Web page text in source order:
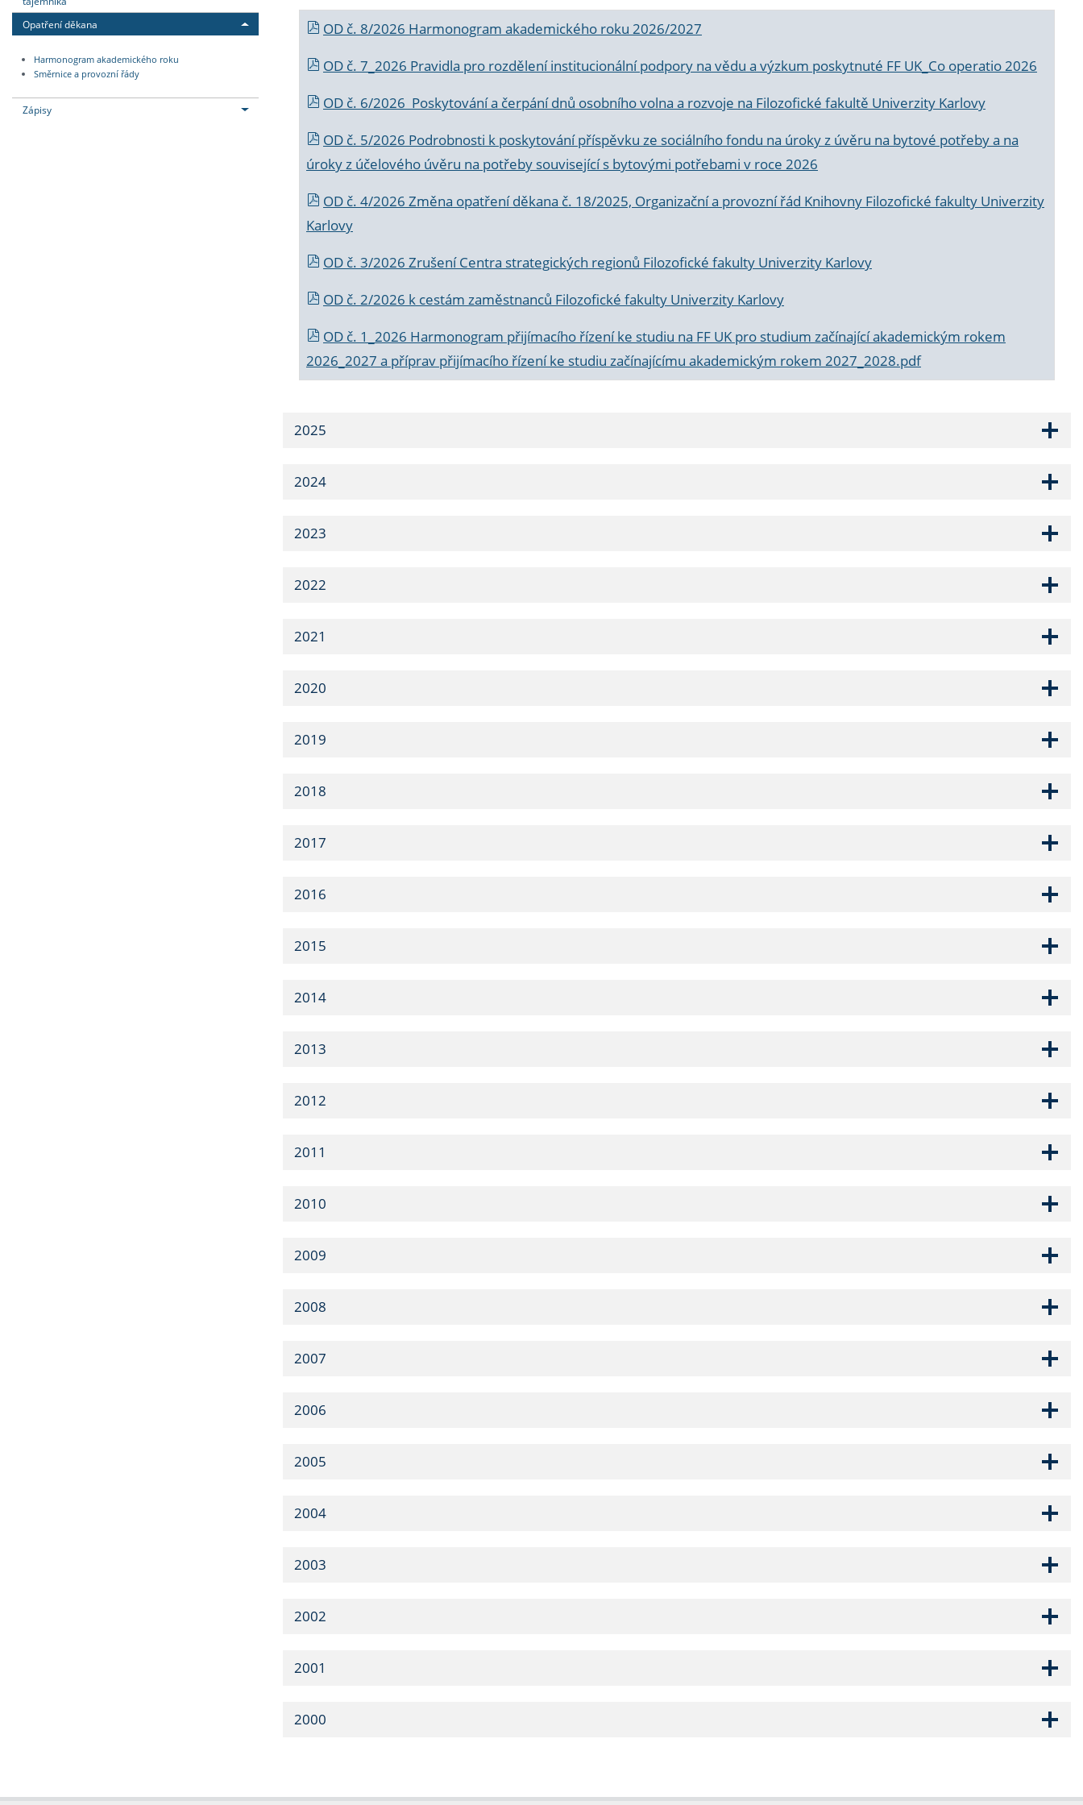
Opatření děkana
Harmonogram akademického roku
Směrnice a provozní řády
Zápisy
OD č. 8/2026 Harmonogram akademického roku 2026/2027
OD č. 7_2026 Pravidla pro rozdělení institucionální podpory na vědu a výzkum poskytnuté FF UK_Co operatio 2026
OD č. 6/2026 Poskytování a čerpání dnů osobního volna a rozvoje na Filozofické fakultě Univerzity Karlovy
OD č. 5/2026 Podrobnosti k poskytování příspěvku ze sociálního fondu na úroky z úvěru na bytové potřeby a na
úroky z účelového úvěru na potřeby související s bytovými potřebami v roce 2026
OD č. 4/2026 Změna opatření děkana č. 18/2025, Organizační a provozní řád Knihovny Filozofické fakulty Univerzity
Karlovy
OD č. 3/2026 Zrušení Centra strategických regionů Filozofické fakulty Univerzity Karlovy
OD č. 2/2026 k cestám zaměstnanců Filozofické fakulty Univerzity Karlovy
OD č. 1_2026 Harmonogram přijímacího řízení ke studiu na FF UK pro studium začínající akademickým rokem
2026_2027 a příprav přijímacího řízení ke studiu začínajícímu akademickým rokem 2027_2028.pdf
2025
2024
2023
2022
2021
2020
2019
2018
2017
2016
2015
2014
2013
2012
2011
2010
2009
2008
2007
2006
2005
2004
2003
2002
2001
2000